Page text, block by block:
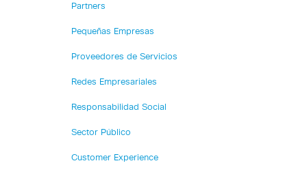
Partners
Pequeñas Empresas
Proveedores de Servicios
Redes Empresariales
Responsabilidad Social
Sector Público
Customer Experience